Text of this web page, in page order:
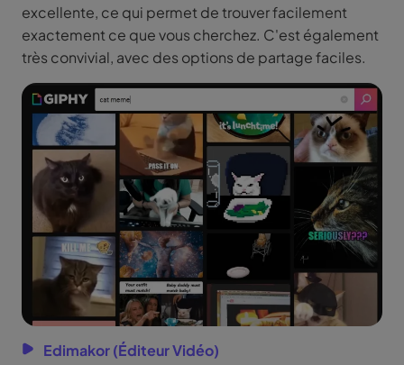
excellente, ce qui permet de trouver facilement
exactement ce que vous cherchez. C'est également
très convivial, avec des options de partage faciles.
Edimakor (Éditeur Vidéo)